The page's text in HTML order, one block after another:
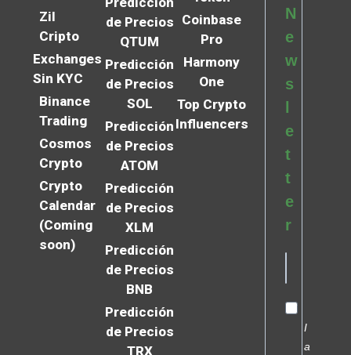
Zil
Cripto
Exchanges
Sin KYC
Binance
Trading
Cosmos
Crypto
Crypto
Calendar
(Coming
soon)
de Precios
QTUM
Predicción
de Precios
SOL
Predicción
de Precios
ATOM
Predicción
de Precios
XLM
Predicción
de Precios
BNB
Predicción
de Precios
TRX
Coinbase
Pro
Harmony
One
Top Crypto
Influencers
N
e
w
s
l
e
t
t
e
r
I
a